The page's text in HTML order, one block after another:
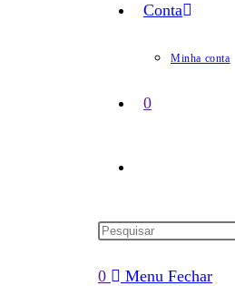
Conta
Minha conta
0
pesquisa
0 Menu Fechar